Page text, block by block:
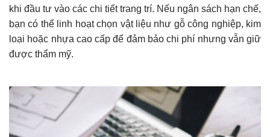
khi đầu tư vào các chi tiết trang trí. Nếu ngân sách hạn chế,
bạn có thể linh hoạt chọn vật liệu như gỗ công nghiệp, kim
loại hoặc nhựa cao cấp để đảm bảo chi phí nhưng vẫn giữ
được thẩm mỹ.